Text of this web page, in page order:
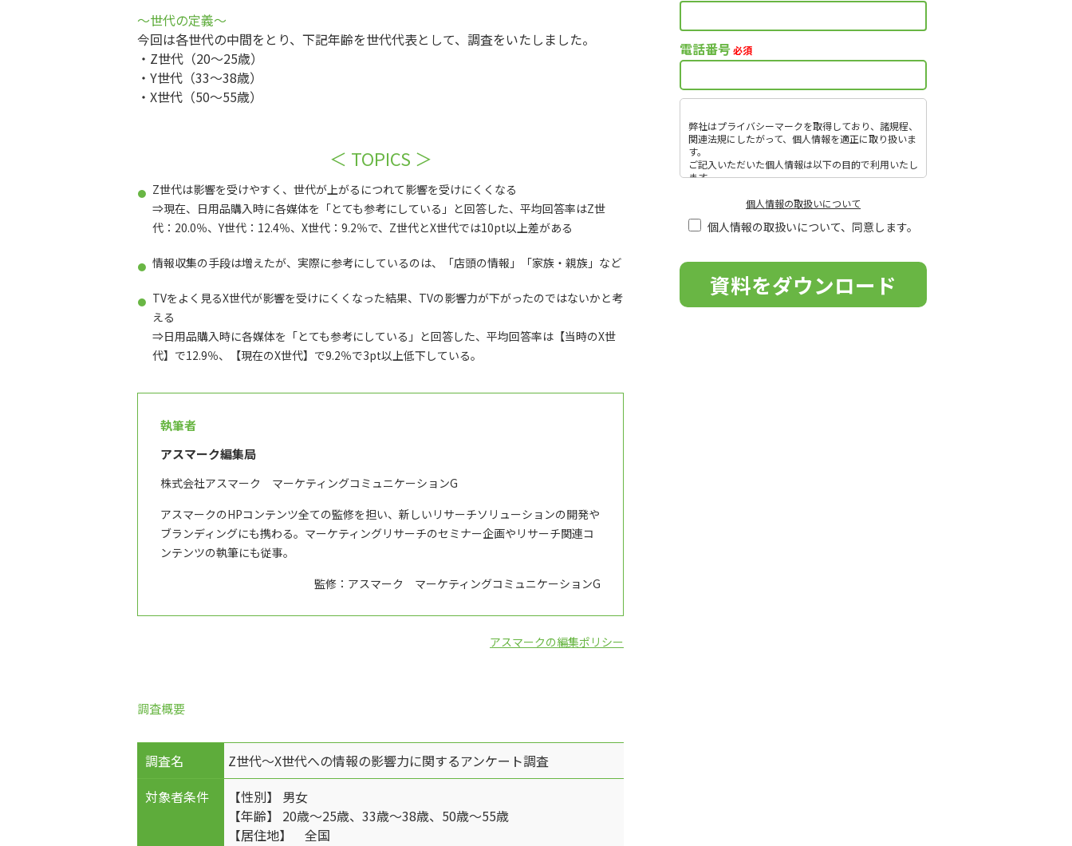
～世代の定義～
今回は各世代の中間をとり、下記年齢を世代代表として、調査をいたしました。
・Z世代（20～25歳）
・Y世代（33～38歳）
・X世代（50～55歳）
＜ TOPICS ＞
Z世代は影響を受けやすく、世代が上がるにつれて影響を受けにくくなる
⇒現在、日用品購入時に各媒体を「とても参考にしている」と回答した、平均回答率はZ世
代：20.0％、Y世代：12.4％、X世代：9.2％で、Z世代とX世代では10pt以上差がある
情報収集の手段は増えたが、実際に参考にしているのは、「店頭の情報」「家族・親族」など
TVをよく見るX世代が影響を受けにくくなった結果、TVの影響力が下がったのではないかと考
える
⇒日用品購入時に各媒体を「とても参考にしている」と回答した、平均回答率は【当時のX世
代】で12.9％、【現在のX世代】で9.2％で3pt以上低下している。
執筆者
アスマーク編集局
株式会社アスマーク マーケティングコミュニケーションG
アスマークのHPコンテンツ全ての監修を担い、新しいリサーチソリューションの開発や
ブランディングにも携わる。マーケティングリサーチのセミナー企画やリサーチ関連コ
ンテンツの執筆にも従事。
監修：アスマーク マーケティングコミュニケーションG
アスマークの編集ポリシー
調査概要
調査名
Z世代～X世代への情報の影響力に関するアンケート調査
対象者条件
【性別】 男女
【年齢】 20歳～25歳、33歳～38歳、50歳～55歳
【居住地】 全国
電話番号必須
弊社はプライバシーマークを取得しており、諸規程、
関連法規にしたがって、個人情報を適正に取り扱いま
す。
ご記入いただいた個人情報は以下の目的で利用いたし
ます。
発注、決済および対応
・当社サービス等に関する情報の提供、収集および伝
をご覧ください。
個人情報の取扱いについて
個人情報の取扱いについて、同意します。
の
ィ